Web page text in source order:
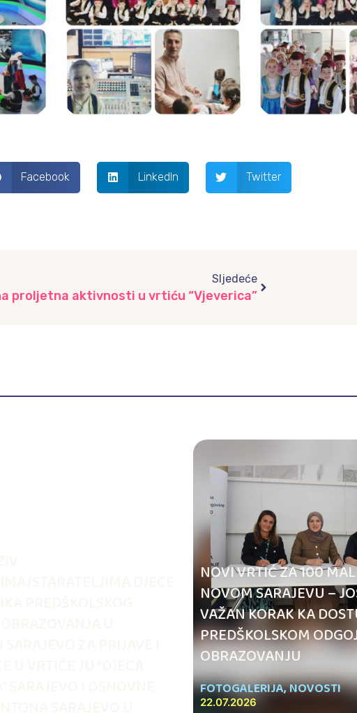
Facebook LinkedIn Twitter
Sljedeće
proljetna aktivnosti u vrtiću “Vjeverica”
NOVI VRTIĆ ZA 100
NOVOM SARAJEVU –
VAŽAN KORAK KA
PREDŠKOLSKOM
OBRAZOVANJU
FOTOGALERIJA,NOVOSTI
22.07.2026